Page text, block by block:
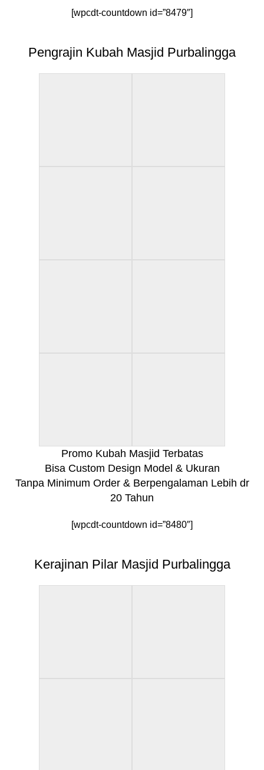
[wpcdt-countdown id=”8479″]
Pengrajin Kubah Masjid Purbalingga
Promo Kubah Masjid Terbatas
Bisa Custom Design Model & Ukuran
Tanpa Minimum Order & Berpengalaman Lebih dr
20 Tahun
[wpcdt-countdown id=”8480″]
Kerajinan Pilar Masjid Purbalingga